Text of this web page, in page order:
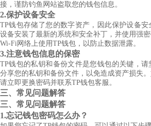
接，谨防钓鱼网站盗取您的钱包信息。
2.保护设备安全
TP钱包存储了您的数字资产，因此保护设备
设备安装了最新的系统和安全补丁，并使用强
Wi-Fi网络上使用TP钱包，以防止数据泄露。
3.注意钱包信息的保密
TP钱包的私钥和备份文件是您钱包的关键，
分享您的私钥和备份文件，以免造成资产损失
请立即更换密码并联系TP钱包客服。
三、常见问题解答
三、常见问题解答
1.忘记钱包密码怎么办？